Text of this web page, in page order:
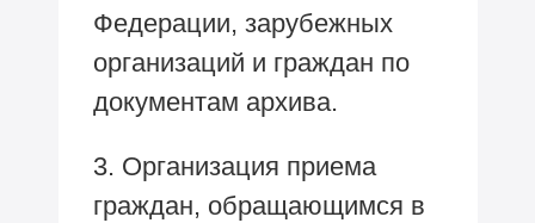
Федерации, зарубежных
организаций и граждан по
документам архива.
3. Организация приема
граждан, обращающимся в